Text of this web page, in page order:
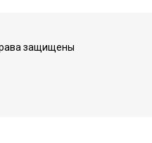
защищены